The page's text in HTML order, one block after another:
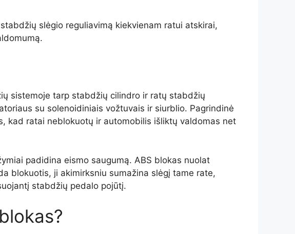
slėgio reguliavimą kiekvienam ratui atskirai,
sistemoje tarp stabdžių cilindro ir ratų stabdžių
su solenoidiniais vožtuvais ir siurblio. Pagrindinė
kad ratai neblokuotų ir automobilis išliktų valdomas net
padidina eismo saugumą. ABS blokas nuolat
blokuotis, ji akimirksniu sumažina slėgį tame rate,
stabdžių pedalo pojūtį.